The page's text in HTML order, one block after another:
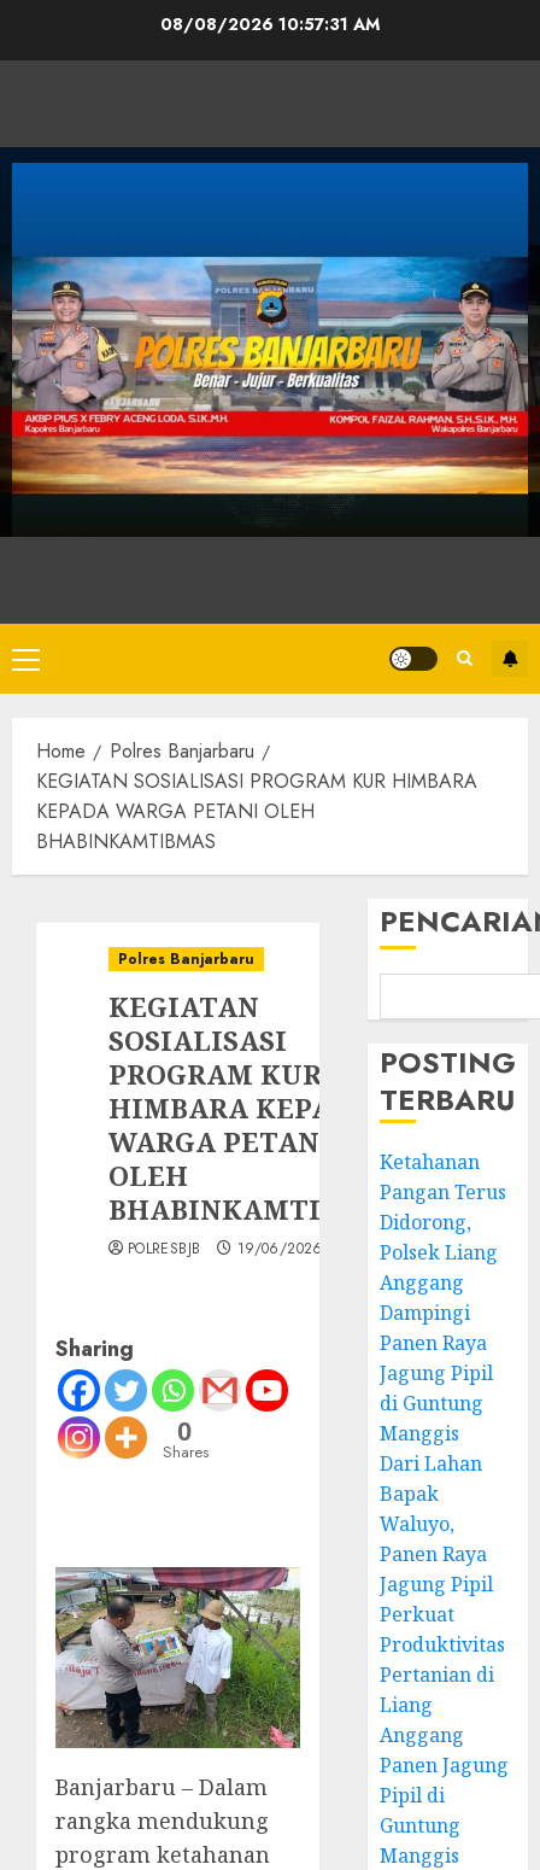
08/08/2026 10:57:32 AM
Home
Polres Banjarbaru
KEGIATAN SOSIALISASI PROGRAM KUR HIMBARA
KEPADA WARGA PETANI OLEH
BHABINKAMTIBMAS
Polres Banjarbaru
KEGIATAN
SOSIALISASI
PROGRAM KUR
HIMBARA KEPADA
WARGA PETANI
OLEH
BHABINKAMTIBMAS
POLRESBJB 19/06/2026
Sharing
0
Shares
Banjarbaru – Dalam
rangka mendukung
program ketahanan
POSTING
TERBARU
Ketahanan
Pangan Terus
Didorong,
Polsek Liang
Anggang
Dampingi
Panen Raya
Jagung Pipil
di Guntung
Manggis
Dari Lahan
Bapak
Waluyo,
Panen Raya
Jagung Pipil
Perkuat
Produktivitas
Pertanian di
Liang
Anggang
Panen Jagung
Pipil di
Guntung
Manggis